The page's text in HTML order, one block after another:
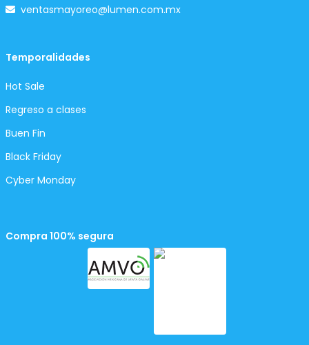
ventasmayoreo@lumen.com.mx
Temporalidades
Hot Sale
Regreso a clases
Buen Fin
Black Friday
Cyber Monday
Compra 100% segura